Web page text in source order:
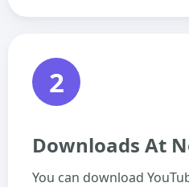
2
Downloads At
You can download